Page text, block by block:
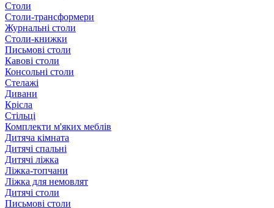
Столи
Столи-трансформери
Журнальні столи
Столи-книжки
Письмові столи
Кавові столи
Консольні столи
Стелажі
Дивани
Крісла
Стільці
Комплекти м'яких меблів
Дитяча кімната
Дитячі спальні
Дитячі ліжка
Ліжка-топчани
Ліжка для немовлят
Дитячі столи
Письмові столи